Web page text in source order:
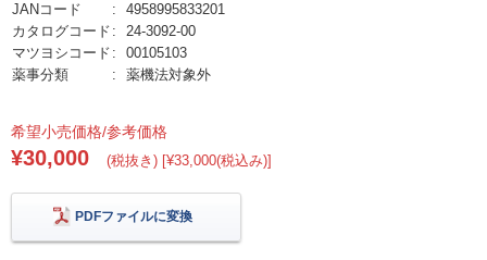
JANコード
4958995833201
カタログコード
24-3092-00
マツヨシコード
00105103
薬事分類
薬機法対象外
希望小売価格/参考価格
¥30,000 (税抜き) [¥33,000(税込み)]
PDFファイルに変換